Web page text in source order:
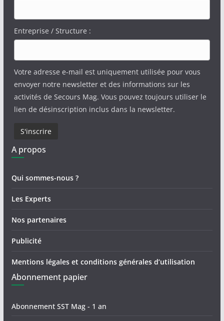
Entreprise / Structure :
Votre adresse e-mail est uniquement utilisée pour vous
envoyer notre newsletter et des informations sur les
activités de Secours Mag. Vous pouvez toujours utiliser le
lien de désinscription inclus dans la newsletter.
A propos
Qui sommes-nous ?
Les Experts
Nos partenaires
Publicité
Mentions légales et conditions générales d’utilisation
Abonnement papier
Abonnement SST Mag - 1 an